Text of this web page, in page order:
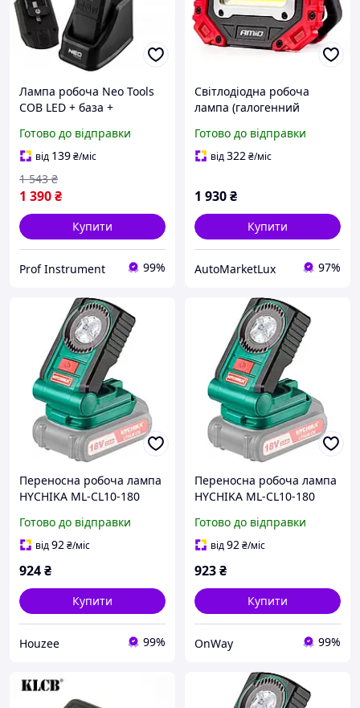
Лампа робоча Neo Tools
COB LED + база +
lm) (99-071)
Готово до відправки
від 139₴/міс
1 390₴
1 543 ₴
Купити
Prof Instrument 99%
Світлодіодна робоча
лампа (галогенний
,micro USB / LED AMIO
02824
Готово до відправки
від322₴/міс
1 930₴
Купити
AutoMarketLux 97%
Переносна робоча лампа
HYCHIKA ML-CL10-180
кемпінгу та ремонту з
яскравим світлом 150
Готово до відправки
від92₴/міс
924₴
Купити
Houzee 99%
Переносна робоча лампа
HYCHIKA ML-CL10-180
люмен 4 LED зелена 33
години роботи
Готово до відправки
від92₴/міс
923₴
Купити
OnWay 99%